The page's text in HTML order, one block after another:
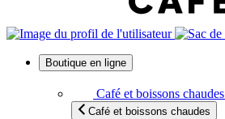
Boutique en ligne
Café et boissons chaudes
Café et boissons chaudes